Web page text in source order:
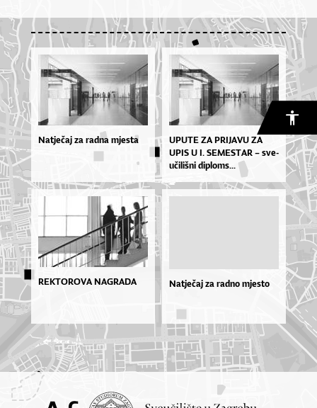
Natječaj za radna mjesta
UPU­TE ZA PRI­JA­VU ZA
UPIS U I. SE­MES­TAR – sve­
u­či­liš­ni di­plo­ms...
REKTOROVA NAGRADA Natječaj za radno mjesto